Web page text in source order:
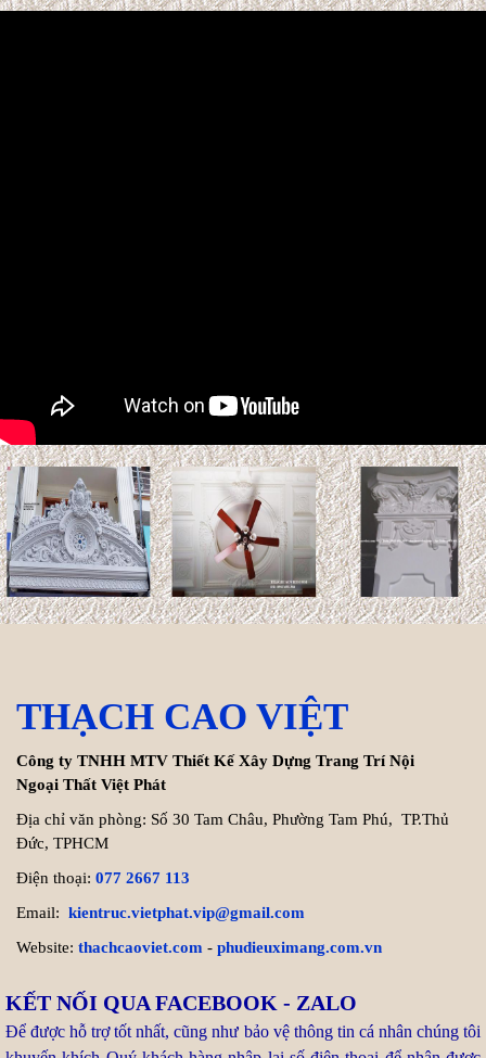
Tuổi Kỷ Tỵ 1989 làm nhà
hai vật liệu tự nhiên phổ biến trong thiết kế nội thất và kiến
trúc. ...
Xem thêm >>
Cách tính chi phí xây biệt thự
200m2 chính xác nhất
Hiện nay, chi phí thi công hoàn
Xem thêm >>
2027: Cơ hội Vàng đón thọ
Mùi), gia chủ tuổi Kỷ Dậu 1969
chạm ngưỡng 59 tuổi (tuổi mụ). Trong dân gian, nhiều người
Xem thêm >>
THẠCH CAO VIỆT
Công ty TNHH MTV Thiết Kế Xây Dựng Trang Trí Nội
Ngoại Thất Việt Phát
Địa chỉ văn phòng: Số 30 Tam Châu, Phường Tam Phú, TP.Thủ
Đức, TPHCM
Điện thoại: 077 2667 113
Email: kientruc.vietphat.vip@gmail.com
Website: thachcaoviet.com - phudieuximang.com.vn
KẾT NỐI QUA FACEBOOK - ZALO
Để được hỗ trợ tốt nhất, cũng như bảo vệ thông tin cá nhân chúng tôi